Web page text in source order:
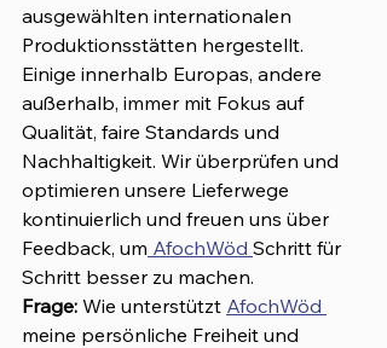
ausgewählten internationalen
Produktionsstätten hergestellt.
Einige innerhalb Europas, andere
außerhalb, immer mit Fokus auf
Qualität, faire Standards und
Nachhaltigkeit. Wir überprüfen und
optimieren unsere Lieferwege
kontinuierlich und freuen uns über
Feedback, um AfochWöd Schritt für
Schritt besser zu machen.
Frage: Wie unterstützt AfochWöd
meine persönliche Freiheit und